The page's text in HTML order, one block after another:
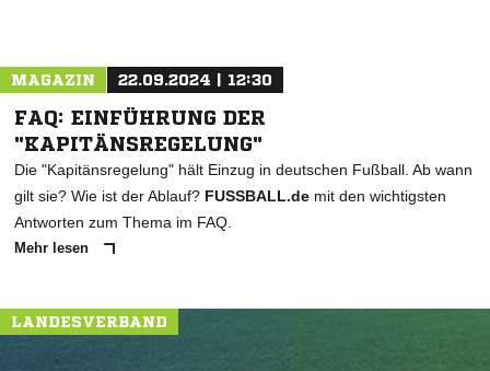
MAGAZIN 22.09.2024 | 12:30
FAQ: EINFÜHRUNG DER
"KAPITÄNSREGELUNG"
Die "Kapitänsregelung" hält Einzug in deutschen Fußball. Ab wann
gilt sie? Wie ist der Ablauf? FUSSBALL.de mit den wichtigsten
Antworten zum Thema im FAQ.
Mehr lesen
LANDESVERBAND